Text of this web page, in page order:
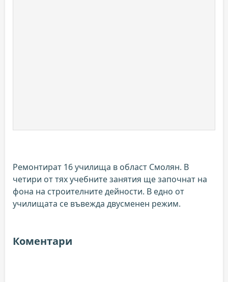
Ремонтират 16 училища в област Смолян. В
четири от тях учебните занятия ще започнат на
фона на строителните дейности. В едно от
училищата се въвежда двусменен режим.
Коментари